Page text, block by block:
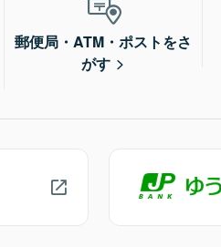
郵便局・ATM・ポストをさ
がす